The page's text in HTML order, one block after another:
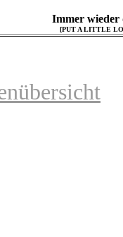
Immer wieder
[PUT A LITTLE